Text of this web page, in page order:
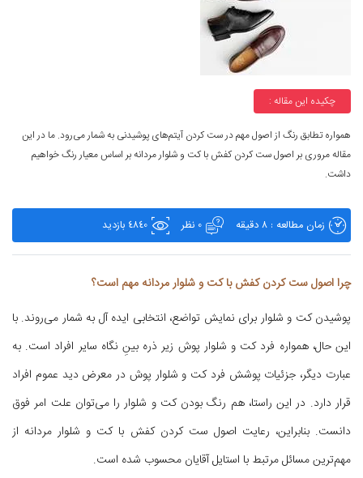
چکیده این مقاله :
همواره تطابق رنگ از اصول مهم در ست کردن آیتم‌های پوشیدنی به شمار می‌رود. ما در این
مقاله مروری بر اصول ست کردن کفش با کت و شلوار مردانه بر اساس معیار رنگ خواهیم
داشت.
زمان مطالعه : 8 دقیقه 0 نظر 4840 بازدید
چرا اصول ست کردن کفش با کت و شلوار مردانه مهم است؟
پوشیدن کت و شلوار برای نمایش تواضع، انتخابی ایده آل به شمار می‌روند. با
این حال، همواره فرد کت و شلوار پوش زیر ذره بینِ نگاه سایر افراد است. به
عبارت دیگر، جزئیات پوشش فرد کت و شلوار پوش در معرض دید عموم افراد
قرار دارد. در این راستا، هم رنگ بودن کت و شلوار را می‌توان علت امر فوق
دانست. بنابراین، رعایت اصول ست کردن کفش با کت و شلوار مردانه از
مهم‌ترین مسائل مرتبط با استایل آقایان محسوب شده است.